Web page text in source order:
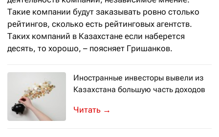
Такие компании будут заказывать ровно столько
рейтингов, сколько есть рейтинговых агентств.
Таких компаний в Казахстане если наберется
десять, то хорошо, – поясняет Гришанков.
Иностранные инвесторы вывели из
Казахстана большую часть доходов
Аналитический центр АФК
→